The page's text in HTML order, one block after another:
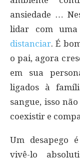
ansiedade …
lidar com
distanciar. É
o pai, agora
em sua
ligados à
sangue, isso
coexistir e
Um desapego
vivê-lo